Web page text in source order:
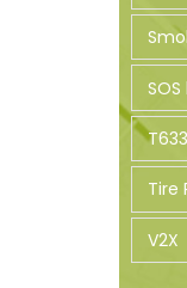
Tire
V2X